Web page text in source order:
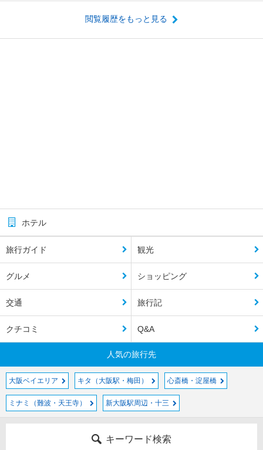
閲覧履歴をもっと見る
ホテル
旅行ガイド 観光
グルメ ショッピング
交通 旅行記
クチコミ Q&A
人気の旅行先
大阪ベイエリア キタ（大阪駅・梅田） 心斎橋・淀屋橋
ミナミ（難波・天王寺） 新大阪駅周辺・十三
キーワード検索